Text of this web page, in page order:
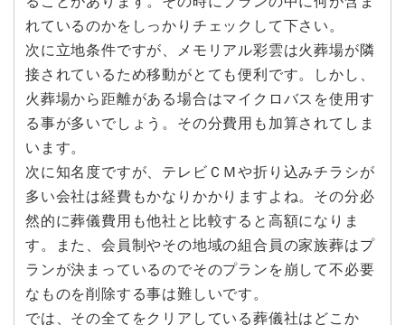
れているのかをしっかりチェックして下さい。
次に立地条件ですが、メモリアル彩雲は火葬場が隣
接されているため移動がとても便利です。しかし、
火葬場から距離がある場合はマイクロバスを使用す
る事が多いでしょう。その分費用も加算されてしま
います。
次に知名度ですが、テレビＣＭや折り込みチラシが
多い会社は経費もかなりかかりますよね。その分必
然的に葬儀費用も他社と比較すると高額になりま
す。また、会員制やその地域の組合員の家族葬はプ
ランが決まっているのでそのプランを崩して不必要
なものを削除する事は難しいです。
では、その全てをクリアしている葬儀社はどこか